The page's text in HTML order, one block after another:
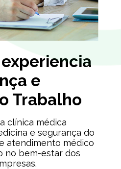
e
Trabalho
clínica médica
e segurança do
atendimento médico
no bem-estar dos